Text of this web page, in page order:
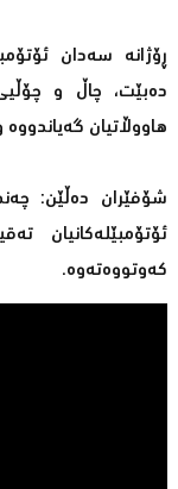
ڕۆژانە سەدان
دەبێت، چاڵ و
هاووڵاتیان
شۆفێران دەڵێن:
كەوتووەتەوە.